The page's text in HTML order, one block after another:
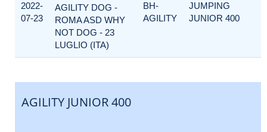
2022-
07-23
AGILITY DOG -
ROMA ASD WHY
NOT DOG - 23
LUGLIO (ITA)
BH-
AGILITY
JUMPING
JUNIOR 400
AGILITY JUNIOR 400